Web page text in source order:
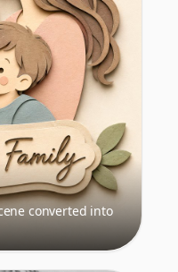
converted into